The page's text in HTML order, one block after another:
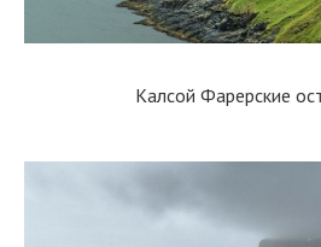
Калсой Фарерские